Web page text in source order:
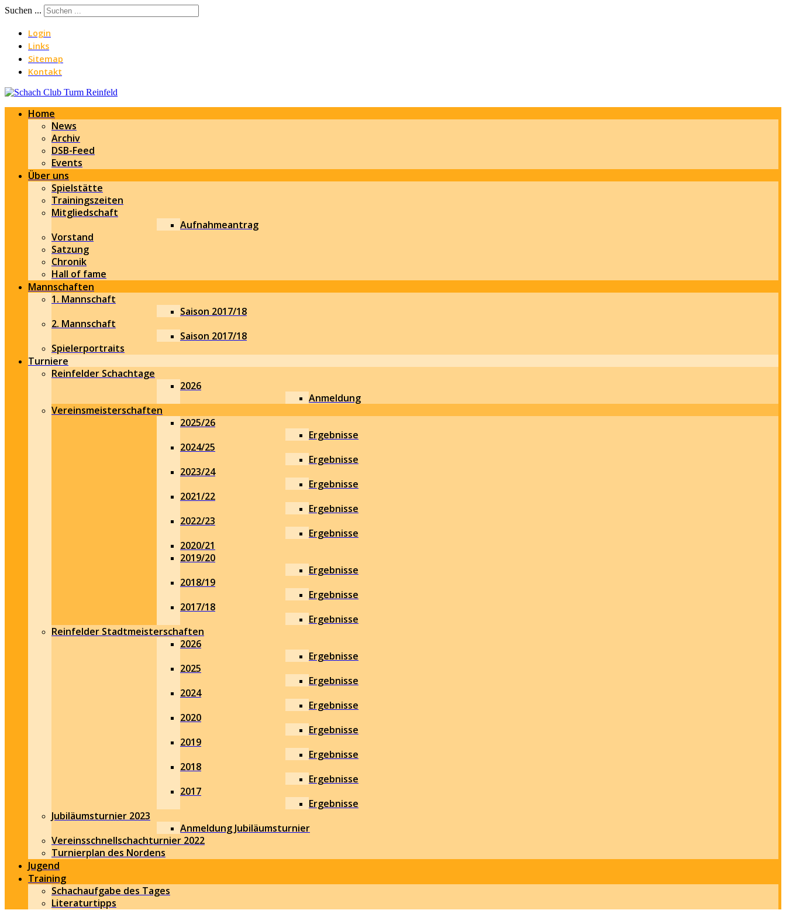
Suchen ...
Login
Links
Sitemap
Kontakt
Home
News
Archiv
DSB-Feed
Events
Über uns
Spielstätte
Trainingszeiten
Mitgliedschaft
Aufnahmeantrag
Vorstand
Satzung
Chronik
Hall of fame
Mannschaften
1. Mannschaft
Saison 2017/18
2. Mannschaft
Saison 2017/18
Spielerportraits
Turniere
Reinfelder Schachtage
2026
Anmeldung
Vereinsmeisterschaften
2025/26
Ergebnisse
2024/25
Ergebnisse
2023/24
Ergebnisse
2021/22
Ergebnisse
2022/23
Ergebnisse
2020/21
2019/20
Ergebnisse
2018/19
Ergebnisse
2017/18
Ergebnisse
Reinfelder Stadtmeisterschaften
2026
Ergebnisse
2025
Ergebnisse
2024
Ergebnisse
2020
Ergebnisse
2019
Ergebnisse
2018
Ergebnisse
2017
Ergebnisse
Jubiläumsturnier 2023
Anmeldung Jubiläumsturnier
Vereinsschnellschachturnier 2022
Turnierplan des Nordens
Jugend
Training
Schachaufgabe des Tages
Literaturtipps